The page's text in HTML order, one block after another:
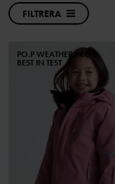
FILTRERA
PO.P WEATHER PRO®
BEST IN TEST